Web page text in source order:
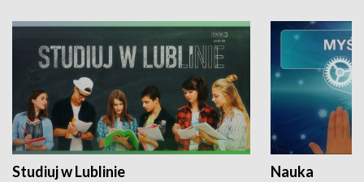
Studiuj w Lublinie Nauka